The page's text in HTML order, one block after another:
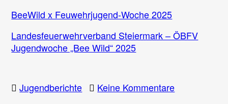
BeeWild x Feuwehrjugend-Woche 2025
Landesfeuerwehrverband Steiermark – ÖBFV
Jugendwoche „Bee Wild“ 2025
Jugendberichte Keine Kommentarezu